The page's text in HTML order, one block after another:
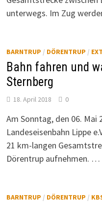
unterwegs. Im Zug
BARNTRUP / DÖRENTRUP /
Bahn fahren und
Sternberg
18. April 2018 0
Am Sonntag, den 06. Mai
Landeseisenbahn Lippe
21 km-langen
Dörentrup aufnehmen. …
BARNTRUP / DÖRENTRUP /